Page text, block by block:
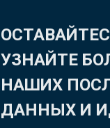
УЗНАЙТЕ
НАШИХ
ДАННЫХ И